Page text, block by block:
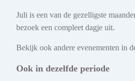
Juli is een van de gezelligste
bezoek een compleet dagje uit.
Bekijk ook andere evenementen in
Ook in dezelfde periode